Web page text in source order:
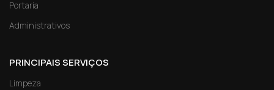
Portaria
Administrativos
PRINCIPAIS SERVIÇOS
Limpeza